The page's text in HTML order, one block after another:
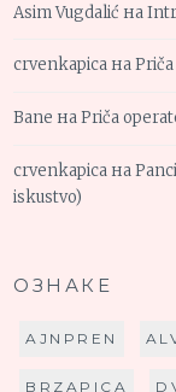
Asim Vugdalić на
crvenkapica на
Bane наPriča
crvenkapica на
iskustvo)
ОЗНАКЕ
AJNPREN
BRZAPICA